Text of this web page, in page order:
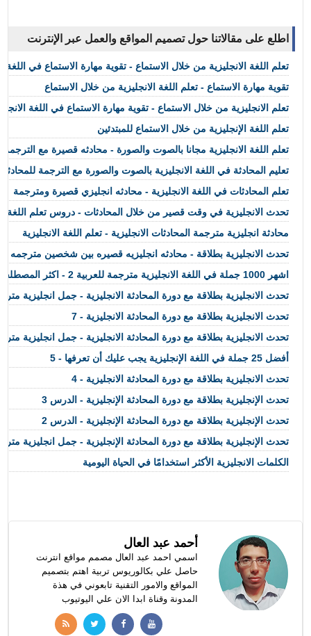
اطلع على مقالاتنا حول تصميم المواقع والعمل عبر الإنترنت
تعلم اللغة الانجليزية من خلال الاستماع - تقوية مهارة الاستماع في اللغة
تقوية مهارة الاستماع - تعلم اللغة الانجليزية من خلال الاستماع
تعلم الانجليزية من خلال الاستماع - تقوية مهارة الاستماع في اللغة
تعلم اللغة الإنجليزية من خلال الاستماع للمبتدئين
تعلم اللغة الانجليزية مجانا بالصوت والصورة - محادثه قصيرة مع الترجمة
تعليم المحادثة في اللغة الانجليزية بالصوت والصورة مع الترجمة للمحادثة
تعلم المحادثات في اللغة الانجليزية - محادثه انجليزي قصيرة ومترجمة
تحدث الانجليزية في وقت قصير من خلال المحادثات - دروس تعلم اللغة
محادثة انجليزية مترجمة المحادثات الانجليزية - تعلم اللغة الانجليزية
تحدث الانجليزية بطلاقة - محادثه انجليزيه قصيره بين شخصين مترجمه
اشهر 1000 جملة في اللغة الانجليزية مترجمة للعربية 2 - اكثر المصطلحات الانكليزية شيوعا
تحدث الانجليزية بطلاقة مع دورة المحادثة الانجليزية - جمل انجليزية
تحدث الانجليزية بطلاقة مع دورة المحادثة الانجليزية - 7
تحدث الانجليزية بطلاقة مع دورة المحادثة الانجليزية - جمل انجليزية
أفضل 25 جملة في اللغة الإنجليزية يجب عليك أن تعرفها - 5
تحدث الانجليزية بطلاقة مع دورة المحادثة الانجليزية - 4
تحدث الإنجليزية بطلاقة مع دورة المحادثة الإنجليزية - الدرس 3
تحدث الإنجليزية بطلاقة مع دورة المحادثة الإنجليزية - الدرس 2
تحدث الإنجليزية بطلاقة مع دورة المحادثة الإنجليزية - جمل انجليزية
الكلمات الانجليزية الأكثر استخدامًا في الحياة اليومية
أحمد عبد العال
اسمي احمد عبد العال مصمم مواقع انترنت
حاصل علي بكالوريوس تربية اهتم بتصميم
المواقع والامور التقنية تابعوني في هذة
المدونة وقناة ابدا الان علي اليوتيوب